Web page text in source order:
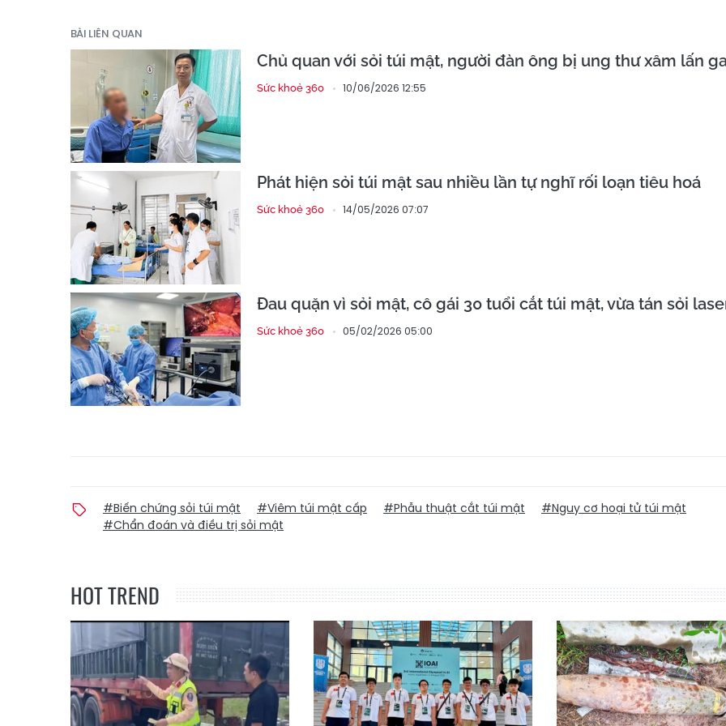
BÀI LIÊN QUAN
Chủ quan với sỏi túi mật, người đàn ông bị ung thư xâm lấn
Sức khoẻ 360 10/06/2026 12:55
Phát hiện sỏi túi mật sau nhiều lần tự nghĩ rối loạn tiêu hoá
Sức khoẻ 360 14/05/2026 07:07
Đau quặn vì sỏi mật, cô gái 30 tuổi cắt túi mật, vừa tán sỏi
Sức khoẻ 360 05/02/2026 05:00
#Biến chứng sỏi túi mật #Viêm túi mật cấp #Phẫu thuật cắt túi mật
#Nguy cơ hoại tử túi mật
#Chẩn đoán và điều trị sỏi mật
HOT TREND